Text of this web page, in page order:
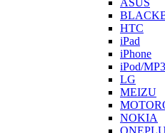
HTC
iPad
iPhone
iPod/
LG
MEIZU
NOKIA